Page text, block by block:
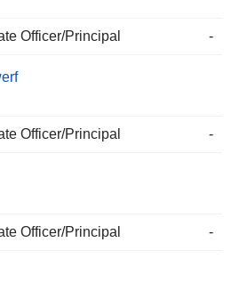
Officer/Principal -
Officer/Principal -
Officer/Principal -